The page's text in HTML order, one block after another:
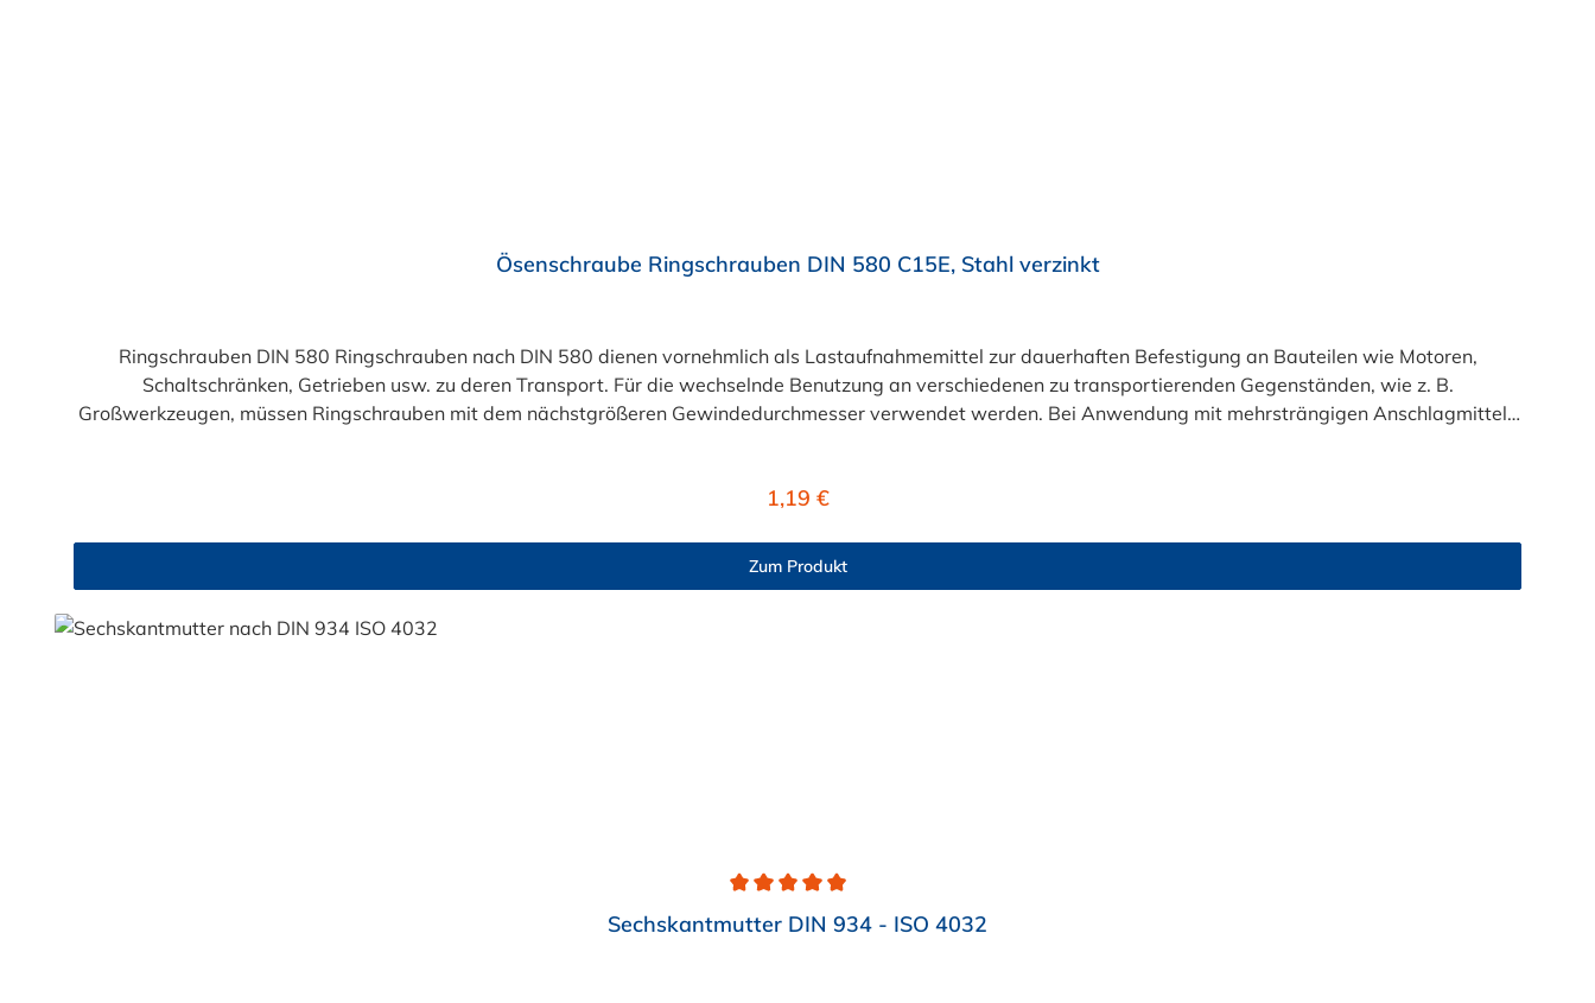
Ösenschraube Ringschrauben DIN 580 C15E, Stahl verzinkt
Ringschrauben DIN 580 Ringschrauben nach DIN 580 dienen vornehmlich als Lastaufnahmemittel zur dauerhaften Befestigung an Bauteilen wie Motoren,
Schaltschränken, Getrieben usw. zu deren Transport. Für die wechselnde Benutzung an verschiedenen zu transportierenden Gegenständen, wie z. B.
Großwerkzeugen, müssen Ringschrauben mit dem nächstgrößeren Gewindedurchmesser verwendet werden. Bei Anwendung mit mehrsträngigen Anschlagmitteln
Regulärer Preis:
1,19 €
Zum Produkt
Sechskantmutter DIN 934 - ISO 4032